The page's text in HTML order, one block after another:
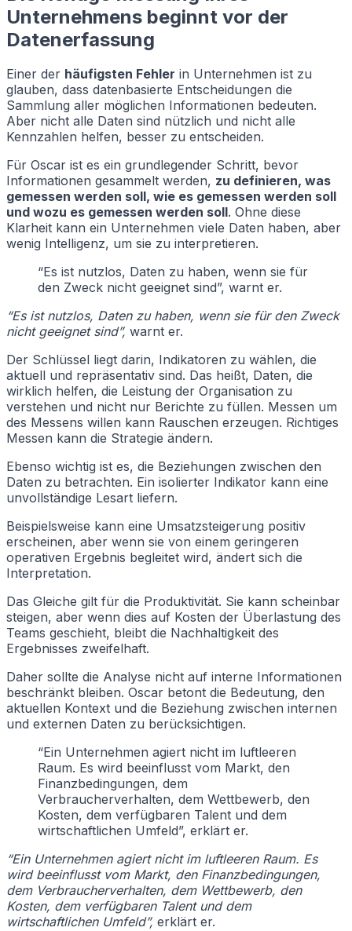
Unternehmens beginnt vor der
Datenerfassung
Einer der häufigsten Fehler in Unternehmen ist zu
glauben, dass datenbasierte Entscheidungen die
Sammlung aller möglichen Informationen bedeuten.
Aber nicht alle Daten sind nützlich und nicht alle
Kennzahlen helfen, besser zu entscheiden.
Für Oscar ist es ein grundlegender Schritt, bevor
Informationen gesammelt werden, zu definieren, was
gemessen werden soll, wie es gemessen werden soll
und wozu es gemessen werden soll. Ohne diese
Klarheit kann ein Unternehmen viele Daten haben, aber
wenig Intelligenz, um sie zu interpretieren.
“Es ist nutzlos, Daten zu haben, wenn sie für
den Zweck nicht geeignet sind”, warnt er.
“Es ist nutzlos, Daten zu haben, wenn sie für den Zweck
nicht geeignet sind”, warnt er.
Der Schlüssel liegt darin, Indikatoren zu wählen, die
aktuell und repräsentativ sind. Das heißt, Daten, die
wirklich helfen, die Leistung der Organisation zu
verstehen und nicht nur Berichte zu füllen. Messen um
des Messens willen kann Rauschen erzeugen. Richtiges
Messen kann die Strategie ändern.
Ebenso wichtig ist es, die Beziehungen zwischen den
Daten zu betrachten. Ein isolierter Indikator kann eine
unvollständige Lesart liefern.
Beispielsweise kann eine Umsatzsteigerung positiv
erscheinen, aber wenn sie von einem geringeren
operativen Ergebnis begleitet wird, ändert sich die
Interpretation.
Das Gleiche gilt für die Produktivität. Sie kann scheinbar
steigen, aber wenn dies auf Kosten der Überlastung des
Teams geschieht, bleibt die Nachhaltigkeit des
Ergebnisses zweifelhaft.
Daher sollte die Analyse nicht auf interne Informationen
beschränkt bleiben. Oscar betont die Bedeutung, den
aktuellen Kontext und die Beziehung zwischen internen
und externen Daten zu berücksichtigen.
“Ein Unternehmen agiert nicht im luftleeren
Raum. Es wird beeinflusst vom Markt, den
Finanzbedingungen, dem
Verbraucherverhalten, dem Wettbewerb, den
Kosten, dem verfügbaren Talent und dem
wirtschaftlichen Umfeld”, erklärt er.
“Ein Unternehmen agiert nicht im luftleeren Raum. Es
wird beeinflusst vom Markt, den Finanzbedingungen,
dem Verbraucherverhalten, dem Wettbewerb, den
Kosten, dem verfügbaren Talent und dem
wirtschaftlichen Umfeld”, erklärt er.